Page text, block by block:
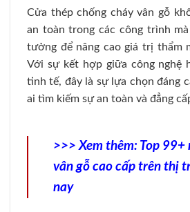
Cửa thép chống cháy vân gỗ
an toàn trong các công trình
tưởng để nâng cao giá trị thẩm
Với sự kết hợp giữa công nghệ
tinh tế, đây là sự lựa chọn đáng
ai tìm kiếm sự an toàn và đẳng
>>> Xem thêm: Top 99+
vân gỗ cao cấp trên thị
nay